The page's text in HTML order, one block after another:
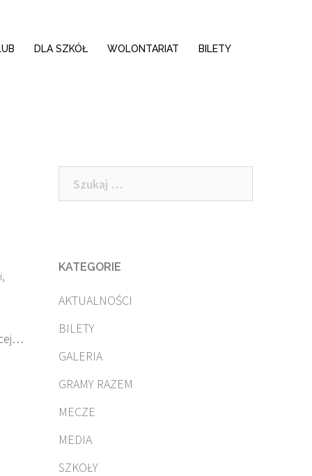
DLA SZKÓŁ WOLONTARIAT BILETY
Szukaj:
KATEGORIE
AKTUALNOŚCI
BILETY
GALERIA
GRAMY RAZEM
MECZE
MEDIA
SZKOŁY